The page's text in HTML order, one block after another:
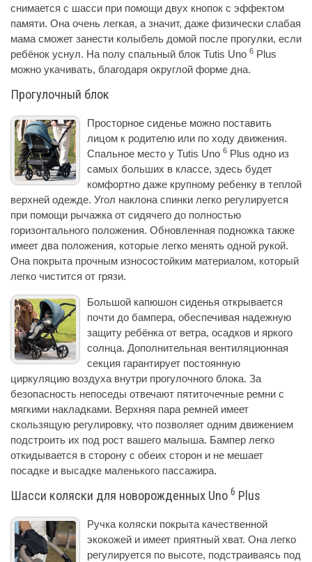
снимается с шасси при помощи двух кнопок с эффектом
памяти. Она очень легкая, а значит, даже физически слабая
мама сможет занести колыбель домой после прогулки, если
ребёнок уснул. На полу спальный блок Tutis Uno 6 Plus
можно укачивать, благодаря округлой форме дна.
Прогулочный блок
Просторное сиденье можно поставить
лицом к родителю или по ходу движения.
Спальное место у Tutis Uno 6 Plus одно из
самых больших в классе, здесь будет
комфортно даже крупному ребенку в теплой
верхней одежде. Угол наклона спинки легко регулируется
при помощи рычажка от сидячего до полностью
горизонтального положения. Обновленная подножка также
имеет два положения, которые легко менять одной рукой.
Она покрыта прочным износостойким материалом, который
легко чистится от грязи.
Большой капюшон сиденья открывается
почти до бампера, обеспечивая надежную
защиту ребёнка от ветра, осадков и яркого
солнца. Дополнительная вентиляционная
секция гарантирует постоянную
циркуляцию воздуха внутри прогулочного блока. За
безопасность непоседы отвечают пятиточечные ремни с
мягкими накладками. Верхняя пара ремней имеет
скользящую регулировку, что позволяет одним движением
подстроить их под рост вашего малыша. Бампер легко
откидывается в сторону с обеих сторон и не мешает
посадке и высадке маленького пассажира.
Шасси коляски для новорожденных Uno 6 Plus
Ручка коляски покрыта качественной
экокожей и имеет приятный хват. Она легко
регулируется по высоте, подстраиваясь под